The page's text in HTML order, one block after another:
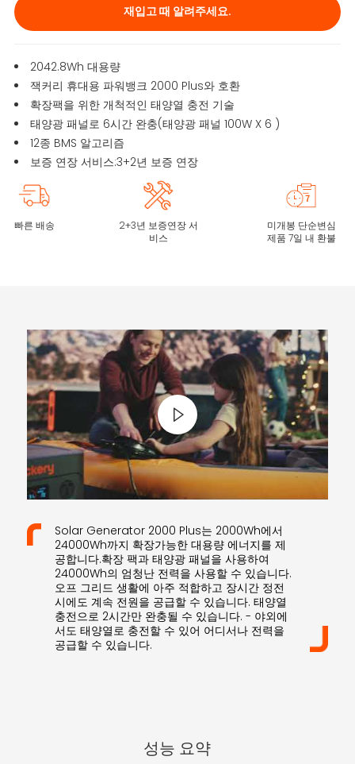
재입고 때 알려주세요.
2042.8Wh 대용량
잭커리 휴대용 파워뱅크 2000 Plus와 호환
확장팩을 위한 개척적인 태양열 충전 기술
태양광 패널로 6시간 완충(태양광 패널 100W X 6 )
12종 BMS 알고리즘
보증 연장 서비스:3+2년 보증 연장
빠른 배송
2+3년 보증연장 서
비스
미개봉 단순변심
제품 7일 내 환불
Solar Generator 2000 Plus는 2000Wh에서
24000Wh까지 확장가능한 대용량 에너지를 제
공합니다.확장 팩과 태양광 패널을 사용하여
24000Wh의 엄청난 전력을 사용할 수 있습니다.
오프 그리드 생활에 아주 적합하고 장시간 정전
시에도 계속 전원을 공급할 수 있습니다. 태양열
충전으로 2시간만 완충될 수 있습니다. - 야외에
서도 태양열로 충전할 수 있어 어디서나 전력을
공급할 수 있습니다.
성능 요약